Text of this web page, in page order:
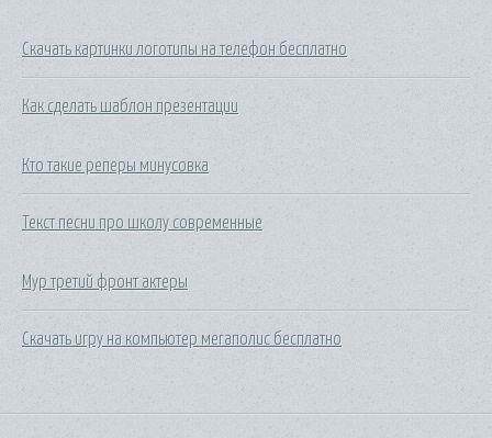
Скачать картинки логотипы на телефон бесплатно
Как сделать шаблон презентации
Кто такие реперы минусовка
Текст песни про школу современные
Мур третий фронт актеры
Скачать игру на компьютер мегаполис бесплатно